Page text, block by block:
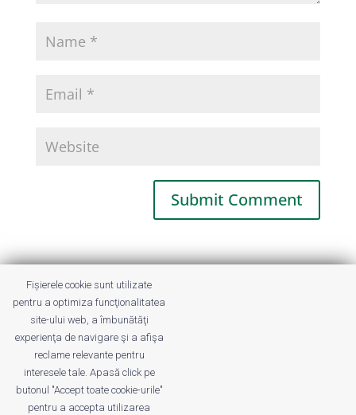
This site uses Akismet to reduce spam.
Learn how your comment data is
processed.
Fișierele cookie sunt utilizate
pentru a optimiza funcţionalitatea
site-ului web, a îmbunătăţi
experienţa de navigare şi a afişa
reclame relevante pentru
interesele tale. Apasă click pe
butonul "Accept toate cookie-urile"
pentru a accepta utilizarea